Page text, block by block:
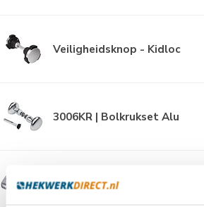
Veiligheidsknop - Kidloc
3006KR | Bolkrukset Alu
3006C | Krukpaar in aluminium